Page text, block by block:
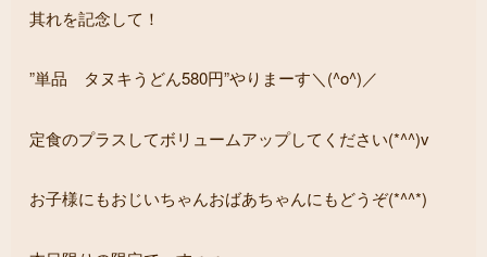
其れを記念して！
”単品 タヌキうどん580円”やりまーす＼(^o^)／
定食のプラスしてボリュームアップしてください(*^^)v
お子様にもおじいちゃんおばあちゃんにもどうぞ(*^^*)